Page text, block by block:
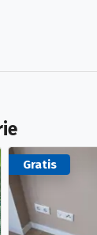
Gratis